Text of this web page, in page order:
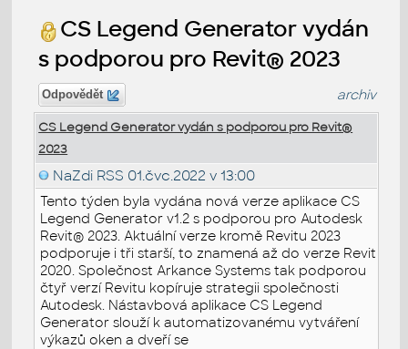
CS Legend Generator vydán
s podporou pro Revit® 2023
Odpovědět archiv
CS Legend Generator vydán s podporou pro Revit®
2023
NaZdi RSS 01.čvc.2022 v 13:00
Tento týden byla vydána nová verze aplikace CS
Legend Generator v1.2 s podporou pro Autodesk
Revit® 2023. Aktuální verze kromě Revitu 2023
podporuje i tři starší, to znamená až do verze Revit
2020. Společnost Arkance Systems tak podporou
čtyř verzí Revitu kopíruje strategii společnosti
Autodesk. Nástavbová aplikace CS Legend
Generator slouží k automatizovanému vytváření
výkazů oken a dveří se